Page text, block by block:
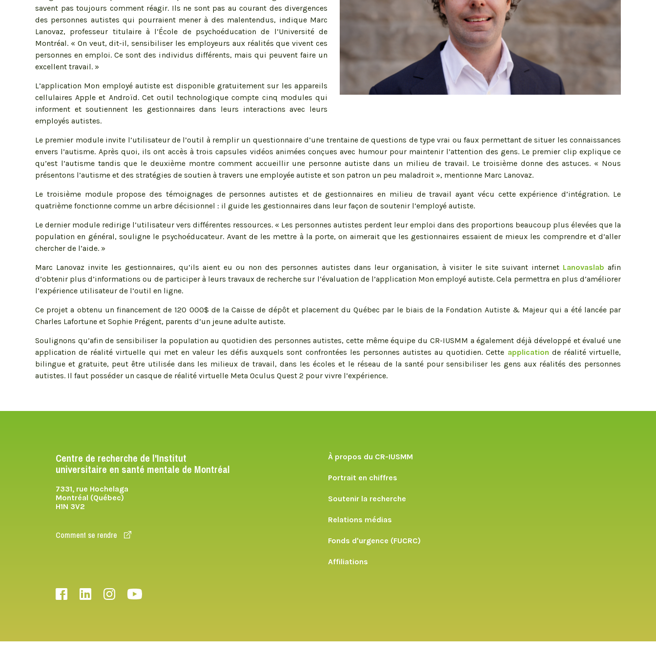
savent pas toujours comment réagir. Ils ne sont pas au courant des divergences
des personnes autistes qui pourraient mener à des malentendus, indique Marc
Lanovaz, professeur titulaire à l’École de psychoéducation de l’Université de
Montréal. « On veut, dit-il, sensibiliser les employeurs aux réalités que vivent ces
personnes en emploi. Ce sont des individus différents, mais qui peuvent faire un
excellent travail. »
L’application Mon employé autiste est disponible gratuitement sur les appareils
cellulaires Apple et Androïd. Cet outil technologique compte cinq modules qui
informent et soutiennent les gestionnaires dans leurs interactions avec leurs
employés autistes.
Le premier module invite l’utilisateur de l’outil à remplir un questionnaire d’une trentaine de questions de type vrai ou faux permettant de situer les connaissances
envers l’autisme. Après quoi, ils ont accès à trois capsules vidéos animées conçues avec humour pour maintenir l’attention des gens. Le premier clip explique ce
qu’est l’autisme tandis que le deuxième montre comment accueillir une personne autiste dans un milieu de travail. Le troisième donne des astuces. « Nous
présentons l’autisme et des stratégies de soutien à travers une employée autiste et son patron un peu maladroit », mentionne Marc Lanovaz.
Le troisième module propose des témoignages de personnes autistes et de gestionnaires en milieu de travail ayant vécu cette expérience d’intégration. Le
quatrième fonctionne comme un arbre décisionnel : il guide les gestionnaires dans leur façon de soutenir l’employé autiste.
Le dernier module redirige l’utilisateur vers différentes ressources. « Les personnes autistes perdent leur emploi dans des proportions beaucoup plus élevées que la
population en général, souligne le psychoéducateur. Avant de les mettre à la porte, on aimerait que les gestionnaires essaient de mieux les comprendre et d’aller
chercher de l’aide. »
Marc Lanovaz invite les gestionnaires, qu’ils aient eu ou non des personnes autistes dans leur organisation, à visiter le site suivant internet Lanovaslabafin
d’obtenir plus d’informations ou de participer à leurs travaux de recherche sur l’évaluation de l’application Mon employé autiste. Cela permettra en plus d’améliorer
l’expérience utilisateur de l’outil en ligne.
Ce projet a obtenu un financement de 120 000$ de la Caisse de dépôt et placement du Québec par le biais de la Fondation Autiste & Majeur qui a été lancée par
Charles Lafortune et Sophie Prégent, parents d’un jeune adulte autiste.
Soulignons qu’afin de sensibiliser la population au quotidien des personnes autistes, cette même équipe du CR-IUSMM a également déjà développé et évalué une
application de réalité virtuelle qui met en valeur les défis auxquels sont confrontées les personnes autistes au quotidien. Cette application de réalité virtuelle,
bilingue et gratuite, peut être utilisée dans les milieux de travail, dans les écoles et le réseau de la santé pour sensibiliser les gens aux réalités des personnes
autistes. Il faut posséder un casque de réalité virtuelle Meta Oculus Quest 2 pour vivre l’expérience.
Centre de recherche de l'Institut
universitaire en santé mentale de Montréal
7331, rue Hochelaga
Montréal (Québec)
H1N 3V2
Comment se rendre
À propos du CR-IUSMM
Portrait en chiffres
Soutenir la recherche
Relations médias
Fonds d'urgence (FUCRC)
Affiliations